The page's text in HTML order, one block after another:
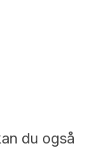
du også